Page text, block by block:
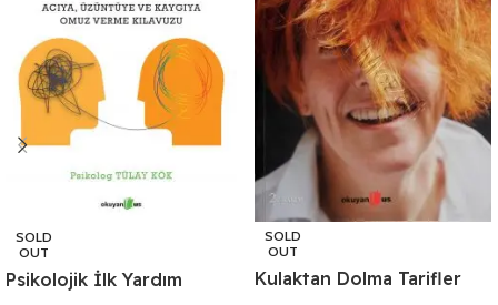
SOLD
OUT
Psikolojik İlk Yardım
SOLD
OUT
Kulaktan Dolma Tarifler